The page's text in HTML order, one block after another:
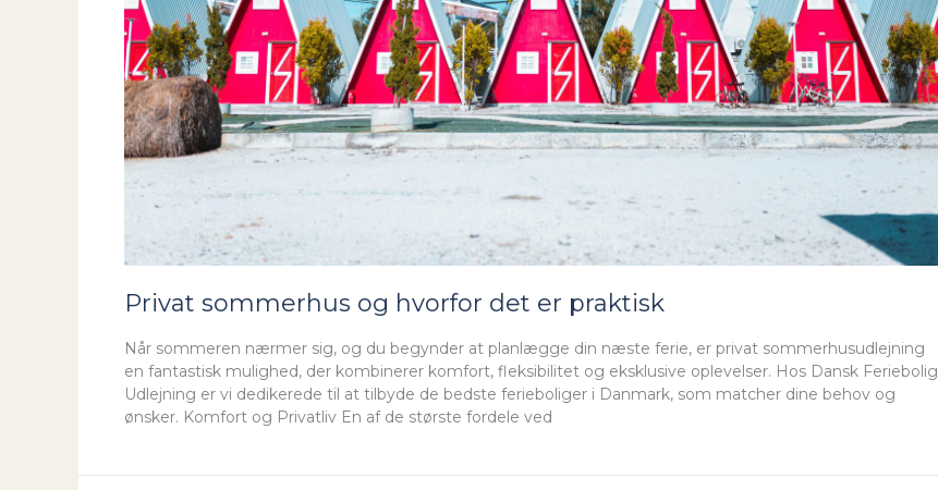
Privat sommerhus og hvorfor det er praktisk
Når sommeren nærmer sig, og du begynder at planlægge din næste ferie, er privat sommerhusudlejning
en fantastisk mulighed, der kombinerer komfort, fleksibilitet og eksklusive oplevelser. Hos Dansk Feriebolig
Udlejning er vi dedikerede til at tilbyde de bedste ferieboliger i Danmark, som matcher dine behov og
ønsker. Komfort og Privatliv En af de største fordele ved